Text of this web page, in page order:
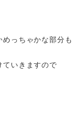
っちゃかな部分も
ていきますので